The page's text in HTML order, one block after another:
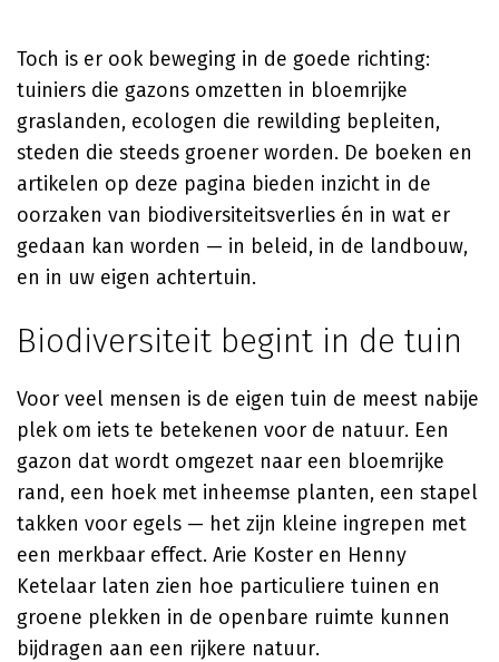
Toch is er ook beweging in de goede richting:
tuiniers die gazons omzetten in bloemrijke
graslanden, ecologen die rewilding bepleiten,
steden die steeds groener worden. De boeken en
artikelen op deze pagina bieden inzicht in de
oorzaken van biodiversiteitsverlies én in wat er
gedaan kan worden — in beleid, in de landbouw,
en in uw eigen achtertuin.
Biodiversiteit begint in de tuin
Voor veel mensen is de eigen tuin de meest nabije
plek om iets te betekenen voor de natuur. Een
gazon dat wordt omgezet naar een bloemrijke
rand, een hoek met inheemse planten, een stapel
takken voor egels — het zijn kleine ingrepen met
een merkbaar effect. Arie Koster en Henny
Ketelaar laten zien hoe particuliere tuinen en
groene plekken in de openbare ruimte kunnen
bijdragen aan een rijkere natuur.